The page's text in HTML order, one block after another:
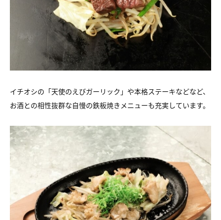
イチオシの「天使のえびガーリック」や本格ステーキなどなど、
お酒との相性抜群な自慢の鉄板焼きメニューも充実しています。